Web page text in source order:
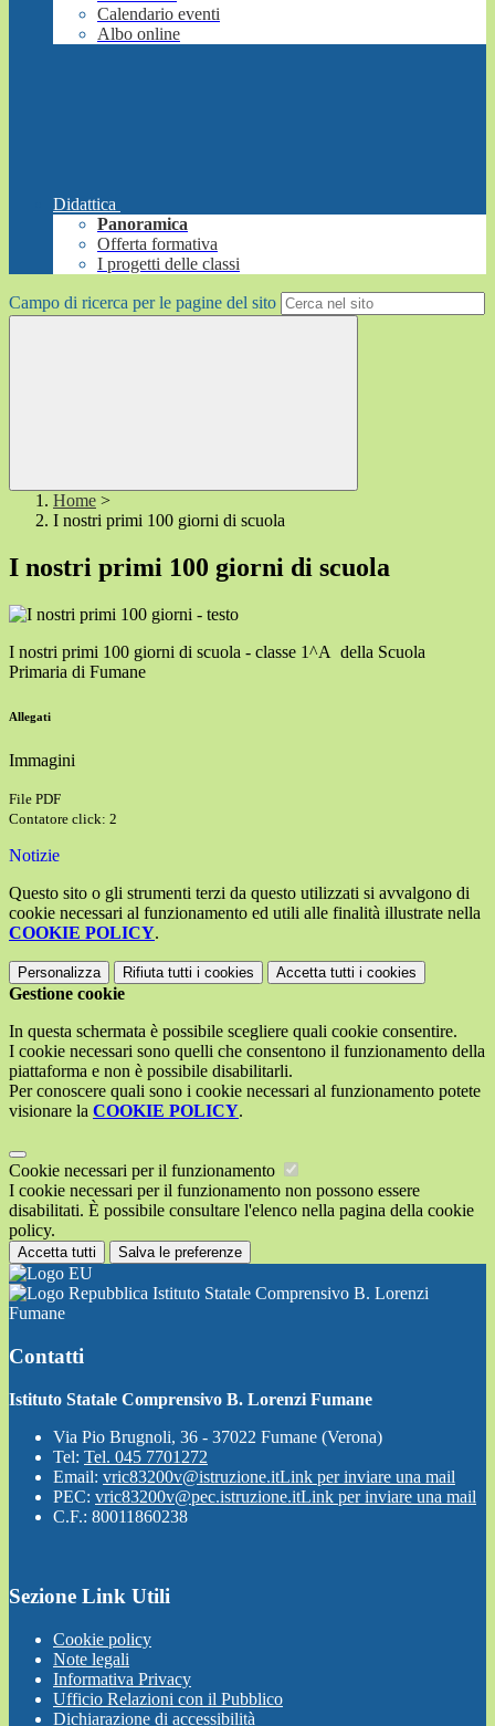
Calendario eventi
Albo online
Didattica
Panoramica
Offerta formativa
I progetti delle classi
Campo di ricerca per le pagine del sito
Home >
I nostri primi 100 giorni di scuola
I nostri primi 100 giorni di scuola
I nostri primi 100 giorni di scuola - classe 1^A della Scuola
Primaria di Fumane
Allegati
Immagini
File PDF
Contatore click: 2
Notizie
Questo sito o gli strumenti terzi da questo utilizzati si avvalgono di
cookie necessari al funzionamento ed utili alle finalità illustrate nella
COOKIE POLICY.
Personalizza Rifiuta tutti i cookies Accetta tutti i cookies
Gestione cookie
In questa schermata è possibile scegliere quali cookie consentire.
I cookie necessari sono quelli che consentono il funzionamento della
piattaforma e non è possibile disabilitarli.
Per conoscere quali sono i cookie necessari al funzionamento potete
visionare la COOKIE POLICY.
Cookie necessari per il funzionamento
I cookie necessari per il funzionamento non possono essere
disabilitati. È possibile consultare l'elenco nella pagina della cookie
policy.
Accetta tutti Salva le preferenze
Istituto Statale Comprensivo B. Lorenzi
Fumane
Contatti
Istituto Statale Comprensivo B. Lorenzi Fumane
Via Pio Brugnoli, 36 - 37022 Fumane (Verona)
Tel: Tel. 045 7701272
Email: vric83200v@istruzione.itLink per inviare una mail
PEC: vric83200v@pec.istruzione.itLink per inviare una mail
C.F.: 80011860238
Sezione Link Utili
Cookie policy
Note legali
Informativa Privacy
Ufficio Relazioni con il Pubblico
Dichiarazione di accessibilità